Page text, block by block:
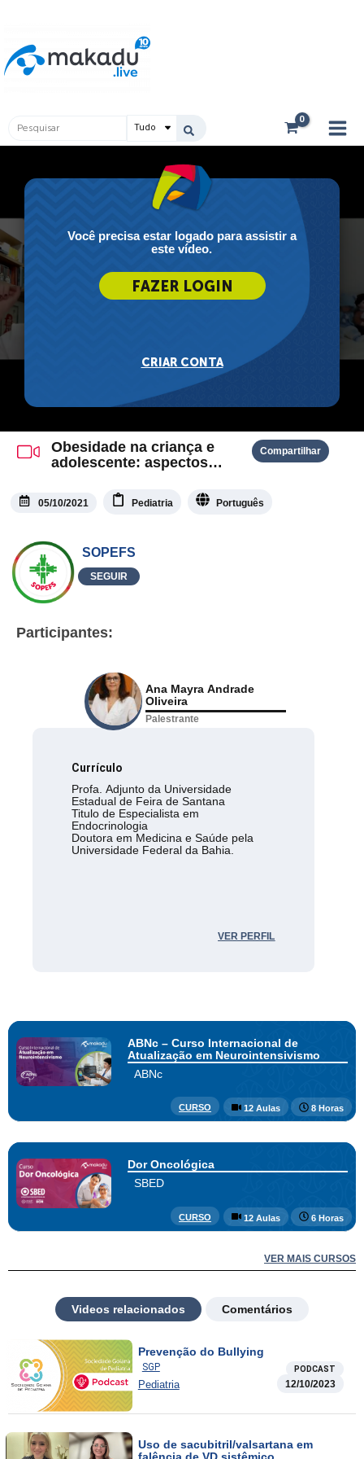
conteúdo
Pesquisar
...
Você precisa estar logado para assistir a
este vídeo.
Obesidade na criança e
adolescente: aspectos
Compartilhar
05/10/2021 Pediatria Português
SOPEFS
SEGUIR
Participantes:
Ana Mayra Andrade
Oliveira
Palestrante
Currículo
Profa. Adjunto da Universidade
Estadual de Feira de Santana
Titulo de Especialista em
Endocrinologia
Doutora em Medicina e Saúde pela
Universidade Federal da Bahia.
VER PERFIL
ABNc – Curso Internacional de
Atualização em Neurointensivismo
ABNc
CURSO 12 Aulas 8 Horas
Dor Oncológica
SBED
CURSO 12 Aulas 6 Horas
VER MAIS CURSOS
Videos relacionados Comentários
Prevenção do Bullying
SGP PODCAST
Pediatria 12/10/2023
Uso de sacubitril/valsartana em